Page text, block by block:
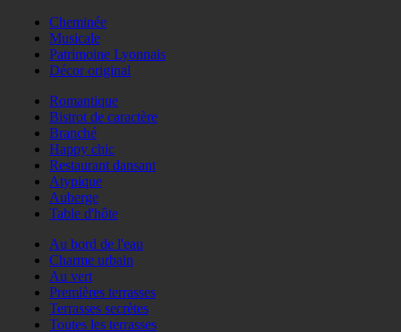
Cheminée
Musicale
Patrimoine Lyonnais
Décor original
Romantique
Bistrot de caractère
Branché
Happy chic
Restaurant dansant
Atypique
Auberge
Table d'hôte
Au bord de l'eau
Charme urbain
Au vert
Premières terrasses
Terrasses secrètes
Toutes les terrasses